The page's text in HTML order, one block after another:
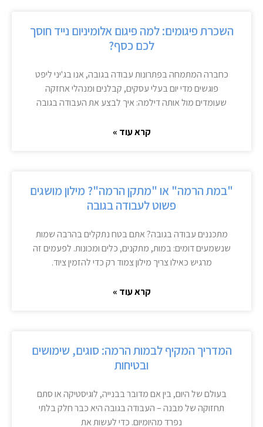
השכרת פיגומים: למה פיגום אלומיניום נייד חוסך
לכם כסף?
כחברה המתמחה בפתרונות עבודה בגובה, אנו בג'יני ליפט
פוגשים מדי יום בעלי עסקים, קבלנים ומנהלי אחזקה
שעומדים מול אותה דילמה: איך לבצע את העבודה בגובה
קרא עוד »
"במת הרמה" או "מתקן הרמה"? מילון מושגים
פשוט לעבודה בגובה
מתכננים עבודה בגובה? אתם בטח נתקלים בהרבה שמות
שנשמעים דומים: במות, מתקנים, כלים ומכונות. לפעמים זה
מרגיש כאילו צריך מילון צמוד רק כדי להזמין ציוד.
קרא עוד »
המדריך המקיף לבמות הרמה: סוגים, שימושים
ובטיחות
בעולם של היום, בין אם מדובר בבנייה, לוגיסטיקה או סתם
תחזוקה של מבנה – העבודה בגובה היא כבר חלק בלתי
נפרד מהיומיום. כדי לעשות את